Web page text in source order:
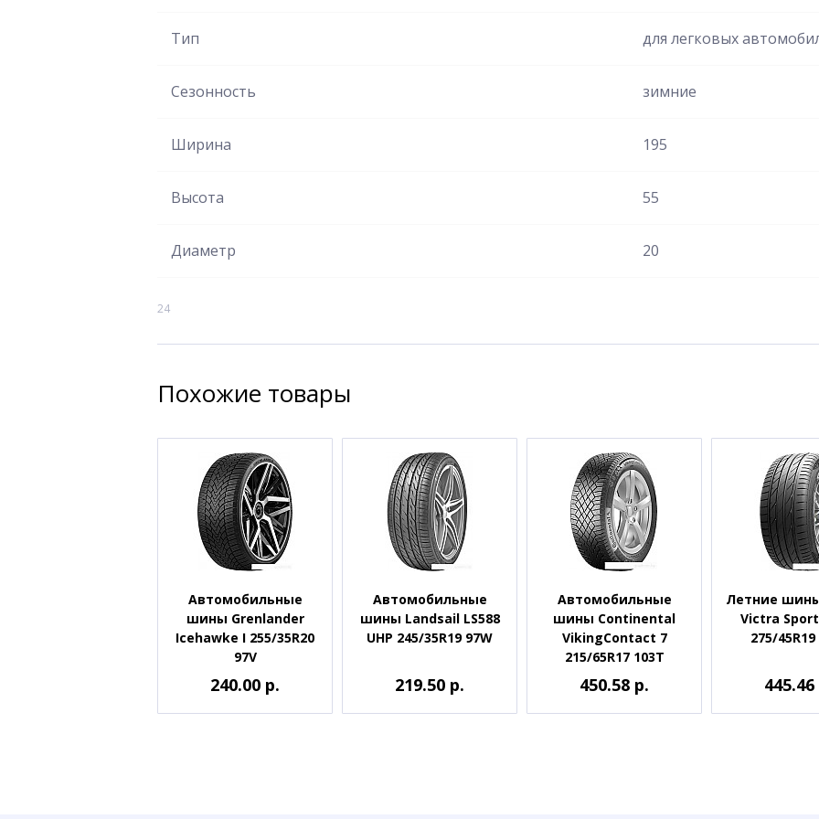
Тип для легковых
Сезонность зимние
Ширина 195
Высота 55
Диаметр 20
24
Похожие товары
Автомобильные
шины Grenlander
Icehawke I 255/35R20
97V
240.00 р.
Автомобильные
шины Landsail LS588
UHP 245/35R19 97W
219.50 р.
Автомобильные
шины Continental
VikingContact 7
215/65R17 103T
450.58 р.
Летние
Victra Sport
275/45R19